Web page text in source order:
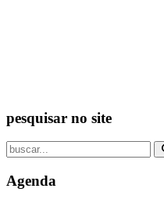
pesquisar no site
Agenda